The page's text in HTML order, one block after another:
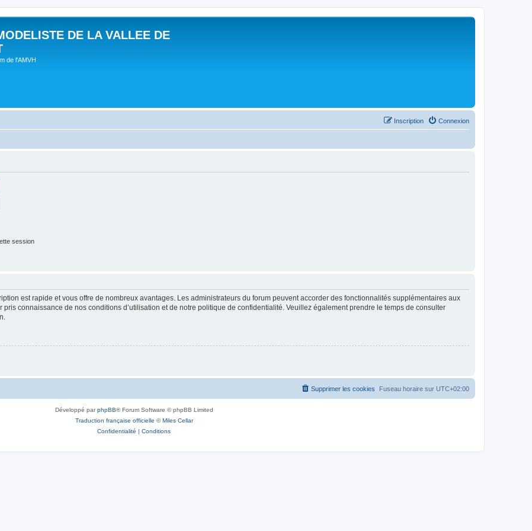
DE LA VALLEE DE
de l'AMVH
Connexion
Inscription
session
est rapide et vous offre de nombreux avantages. Les administrateurs du forum peuvent accorder des fonctionnalités supplémentaires aux
pris connaissance de nos conditions d’utilisation et de notre politique de confidentialité. Veuillez également prendre le temps de consulter
Fuseau horaire sur UTC+02:00
Supprimer les cookies
Développé parphpBB® Forum Software © phpBB Limited
Traduction française officielle ©Miles Cellar
Confidentialité | Conditions